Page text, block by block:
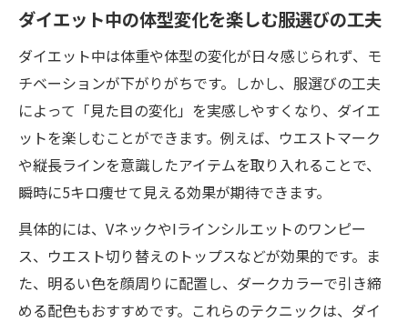
ダイエット中の体型変化を楽しむ服選びの工夫
ダイエット中は体重や体型の変化が日々感じられず、モ
チベーションが下がりがちです。しかし、服選びの工夫
によって「見た目の変化」を実感しやすくなり、ダイエ
ットを楽しむことができます。例えば、ウエストマーク
や縦長ラインを意識したアイテムを取り入れることで、
瞬時に5キロ痩せて見える効果が期待できます。
具体的には、VネックやIラインシルエットのワンピー
ス、ウエスト切り替えのトップスなどが効果的です。ま
た、明るい色を顔周りに配置し、ダークカラーで引き締
める配色もおすすめです。これらのテクニックは、ダイ